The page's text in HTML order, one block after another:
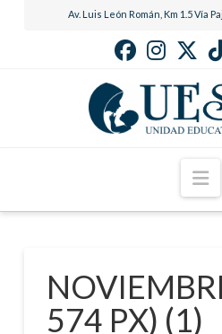
Av. Luis León Román, Km 1.5 Vía
574 PX) (1)